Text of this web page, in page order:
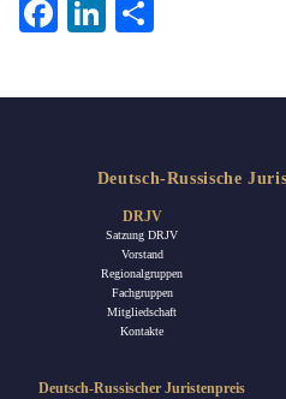
FacebookLinkedIn
Deutsch-Russische
DRJV
Satzung DRJV
Vorstand
Regionalgruppen
Fachgruppen
Mitgliedschaft
Kontakte
Deutsch-Russischer Juristenpreis